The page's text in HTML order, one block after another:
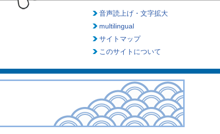
音声読上げ・文字拡大
multilingual
サイトマップ
このサイトについて